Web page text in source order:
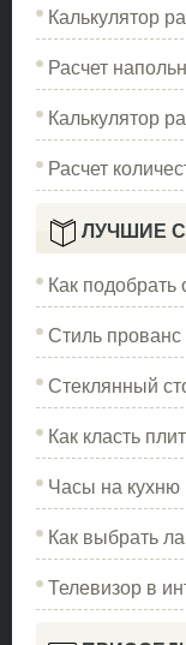
Калькулятор
Расчет
Калькулятор
Расчет
ЛУЧШИЕ
Как подобрать
Стиль
Стеклянный
Как класть
Часы на кухню
Как выбрать
Телевизор в